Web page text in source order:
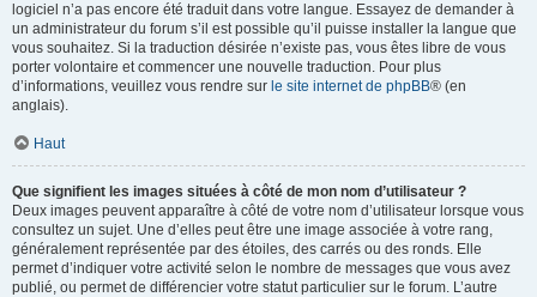
logiciel n’a pas encore été traduit dans votre langue. Essayez de demander à
un administrateur du forum s’il est possible qu’il puisse installer la langue que
vous souhaitez. Si la traduction désirée n’existe pas, vous êtes libre de vous
porter volontaire et commencer une nouvelle traduction. Pour plus
d’informations, veuillez vous rendre sur le site internet de phpBB® (en
anglais).
Haut
Que signifient les images situées à côté de mon nom d’utilisateur ?
Deux images peuvent apparaître à côté de votre nom d’utilisateur lorsque vous
consultez un sujet. Une d’elles peut être une image associée à votre rang,
généralement représentée par des étoiles, des carrés ou des ronds. Elle
permet d’indiquer votre activité selon le nombre de messages que vous avez
publié, ou permet de différencier votre statut particulier sur le forum. L’autre